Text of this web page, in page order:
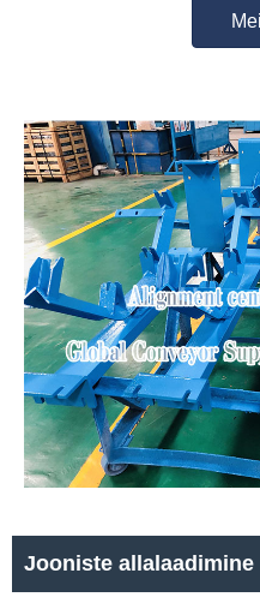
Jooniste allalaadimine